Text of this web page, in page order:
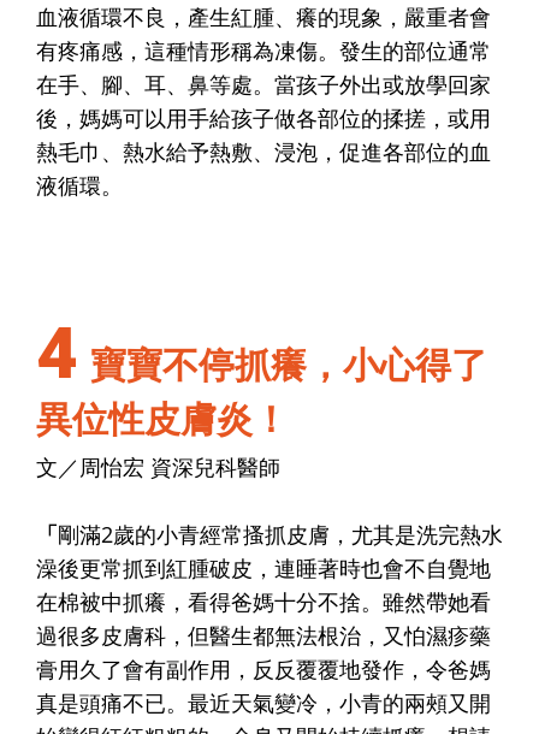
血液循環不良，產生紅腫、癢的現象，嚴重者會
有疼痛感，這種情形稱為凍傷。發生的部位通常
在手、腳、耳、鼻等處。當孩子外出或放學回家
後，媽媽可以用手給孩子做各部位的揉搓，或用
熱毛巾、熱水給予熱敷、浸泡，促進各部位的血
液循環。
4 寶寶不停抓癢，小心得了
異位性皮膚炎！
文／周怡宏 資深兒科醫師
「剛滿2歲的小青經常搔抓皮膚，尤其是洗完熱水
澡後更常抓到紅腫破皮，連睡著時也會不自覺地
在棉被中抓癢，看得爸媽十分不捨。雖然帶她看
過很多皮膚科，但醫生都無法根治，又怕濕疹藥
膏用久了會有副作用，反反覆覆地發作，令爸媽
真是頭痛不已。最近天氣變冷，小青的兩頰又開